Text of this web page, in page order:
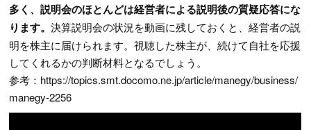
多く、説明会のほとんどは経営者による説明後の質疑応答にな
ります。決算説明会の状況を動画に残しておくと、経営者の説
明を株主に届けられます。視聴した株主が、続けて自社を応援
してくれるかの判断材料となるでしょう。
参考：https://topics.smt.docomo.ne.jp/article/manegy/business/
manegy-2256